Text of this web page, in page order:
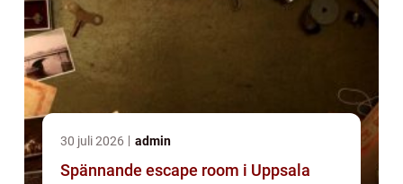
30 juli 2026 admin
Spännande escape room i Uppsala